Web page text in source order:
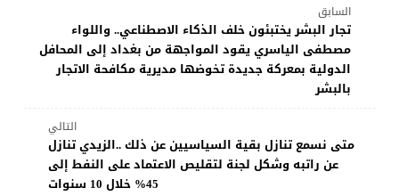
السابق
تجار البشر يختبئون خلف الذكاء الاصطناعي.. واللواء
مصطفى الياسري يقود المواجهة من بغداد إلى المحافل
الدولية بمعركة جديدة تخوضها مديرية مكافحة الاتجار
بالبشر
التالي
متى نسمع تنازل بقية السياسيين عن ذلك ..الزيدي تنازل
عن راتبه وشكل لجنة لتقليص الاعتماد على النفط إلى
45% خلال 10 سنوات